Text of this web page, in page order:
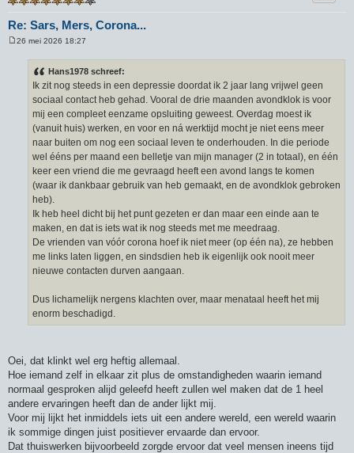
Re: Sars, Mers, Corona...
26 mei 2026 18:27
Hans1978 schreef:
Ik zit nog steeds in een depressie doordat ik 2 jaar lang vrijwel geen
sociaal contact heb gehad. Vooral de drie maanden avondklok is voor
mij een compleet eenzame opsluiting geweest. Overdag moest ik
(vanuit huis) werken, en voor en ná werktijd mocht je niet eens meer
naar buiten om nog een sociaal leven te onderhouden. In die periode
wel ééns per maand een belletje van mijn manager (2 in totaal), en één
keer een vriend die me gevraagd heeft een avond langs te komen
(waar ik dankbaar gebruik van heb gemaakt, en de avondklok gebroken
heb).
Ik heb heel dicht bij het punt gezeten er dan maar een einde aan te
maken, en dat is iets wat ik nog steeds met me meedraag.
De vrienden van vóór corona hoef ik niet meer (op één na), ze hebben
me links laten liggen, en sindsdien heb ik eigenlijk ook nooit meer
nieuwe contacten durven aangaan.
Dus lichamelijk nergens klachten over, maar menataal heeft het mij
enorm beschadigd.
Oei, dat klinkt wel erg heftig allemaal.
Hoe iemand zelf in elkaar zit plus de omstandigheden waarin iemand
normaal gesproken alijd geleefd heeft zullen wel maken dat de 1 heel
andere ervaringen heeft dan de ander lijkt mij.
Voor mij lijkt het inmiddels iets uit een andere wereld, een wereld waarin
ik sommige dingen juist positiever ervaarde dan ervoor.
Dat thuiswerken bijvoorbeeld zorgde ervoor dat veel mensen ineens tijd